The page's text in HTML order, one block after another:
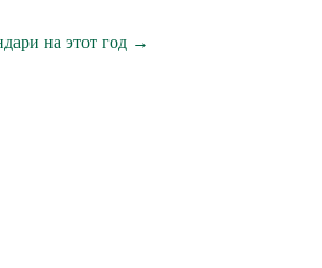
на этот год →